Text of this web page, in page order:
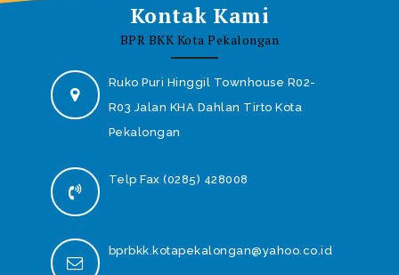
Kontak Kami
BPR BKK Kota Pekalongan
Ruko Puri Hinggil Townhouse R02-
R03 Jalan KHA Dahlan Tirto Kota
Pekalongan
Telp Fax (0285) 428008
bprbkk.kotapekalongan@yahoo.co.id